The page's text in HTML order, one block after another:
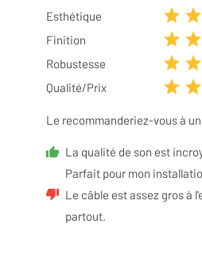
Esthétique
Finition
Robustesse
Qualité/Prix
Le recommanderiez-vous à
La qualité de son est
Parfait pour mon
Le câble est assez gros à
partout.